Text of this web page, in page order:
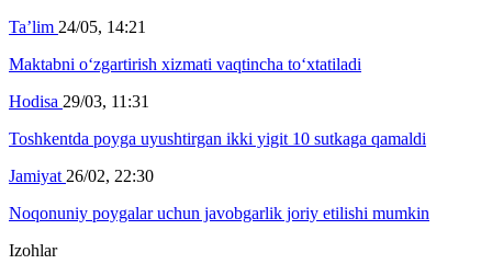
Ta’lim 24/05, 14:21
Maktabni o‘zgartirish xizmati vaqtincha to‘xtatiladi
Hodisa 29/03, 11:31
Toshkentda poyga uyushtirgan ikki yigit 10 sutkaga qamaldi
Jamiyat 26/02, 22:30
Noqonuniy poygalar uchun javobgarlik joriy etilishi mumkin
Izohlar